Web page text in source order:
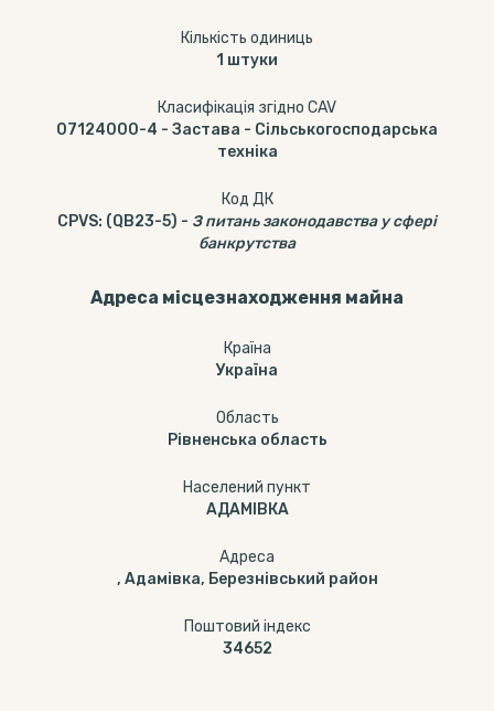
Кількість одиниць
1 штуки
Класифікація згідно CAV
07124000-4 - Застава - Сільськогосподарська
техніка
Код ДК
CPVS: (QB23-5) - З питань законодавства у сфері
банкрутства
Адреса місцезнаходження майна
Країна
Україна
Область
Рівненська область
Населений пункт
АДАМІВКА
Адреса
, Адамівка, Березнівський район
Поштовий індекс
34652